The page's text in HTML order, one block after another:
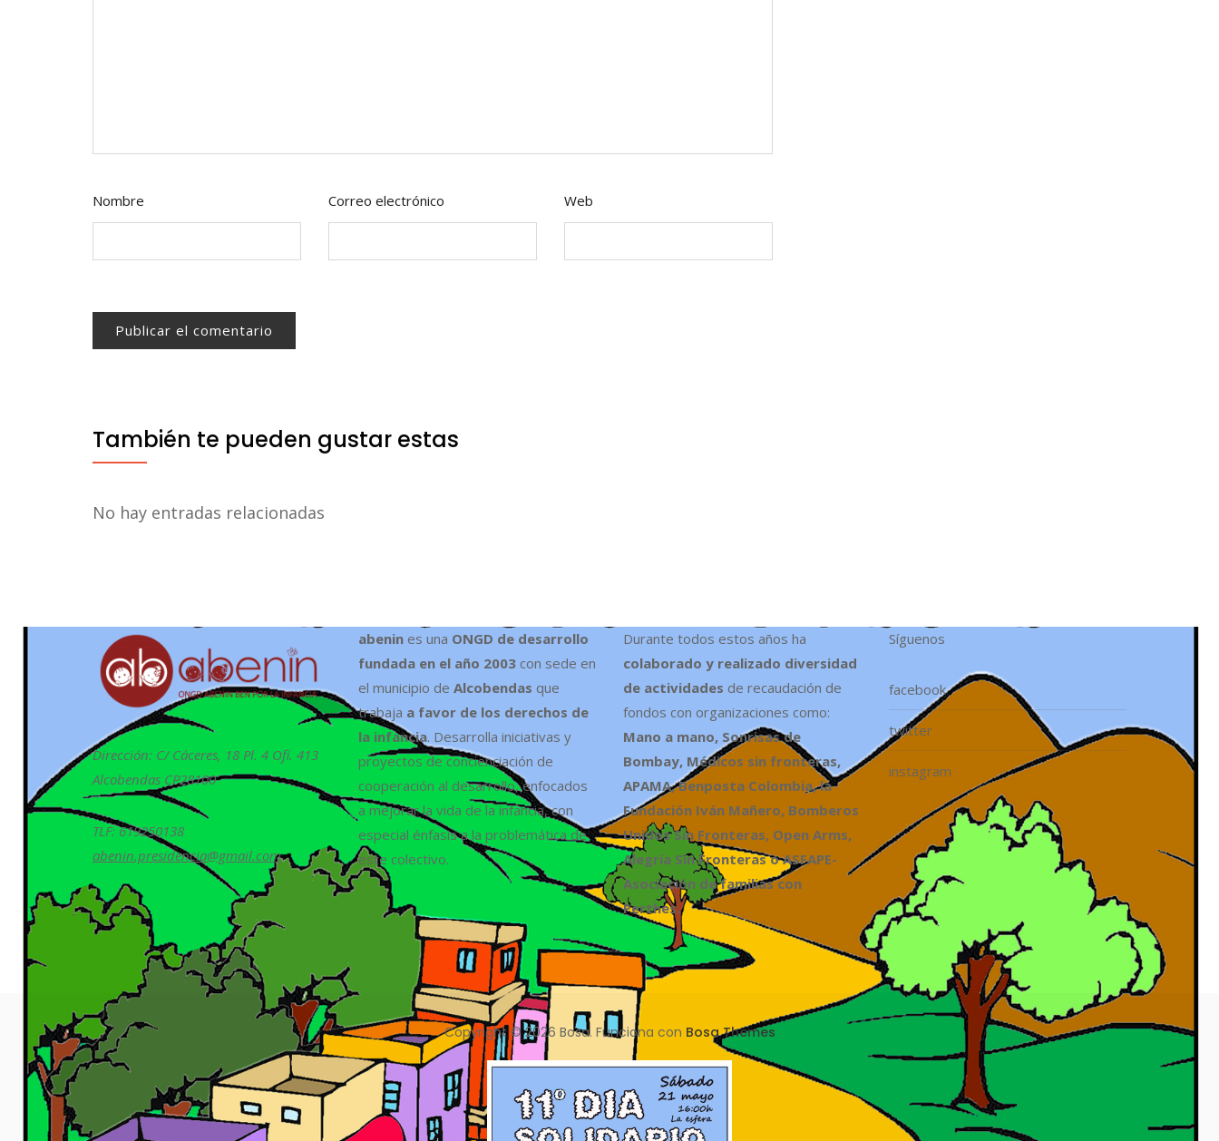
Nombre Correo electrónico Web
También te pueden gustar estas
No hay entradas relacionadas
Dirección: C/ Cáceres, 18 Pl. 4 Ofi. 413
Alcobendas CP28100
TLF: 619250138
abenin.presidencia@gmail.com
abenines una ONGD de desarrollo
fundada en el año 2003con sede en
el municipio de Alcobendas que
trabaja a favor de los derechos de
la infancia. Desarrolla iniciativas y
proyectos de concienciación de
cooperación al desarrollo, enfocados
a mejorar la vida de la infancia, con
especial énfasis a la problemática de
este colectivo.
Durante todos estos años ha
colaborado y realizado diversidad
de actividades de recaudación de
fondos con organizaciones como:
Mano a mano, Sonrisas de
Bombay, Médicos sin fronteras,
APAMA, Benposta Colombia, la
Fundación Iván Mañero, Bomberos
Unidos Sin Fronteras, Open Arms,
Alegría Sin Fronteras o ASFAPE-
Asociación de familias con
Perthes.
Síguenos
facebook
twitter
instagram
Copyright © 2026 Bosa. Funciona con Bosa Themes